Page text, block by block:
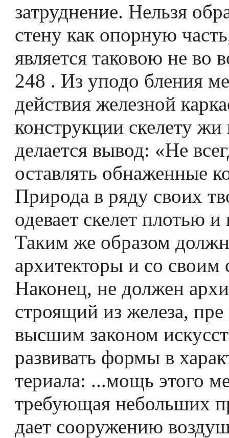
затруднение. Нельзя
стену как опорную
является таковою не во
248 . Из уподо­ бления
действия железной
конструкции скелету жи­
делается вывод: «Не
оставлять обнаженные
Природа в ряду своих
одевает скелет плотью
Таким же образом
архитекторы и со
Наконец, не должен
строящий из железа, пре­
высшим законом
развивать формы в
териала: ...мощь этого
требующая небольших
дает сооружению